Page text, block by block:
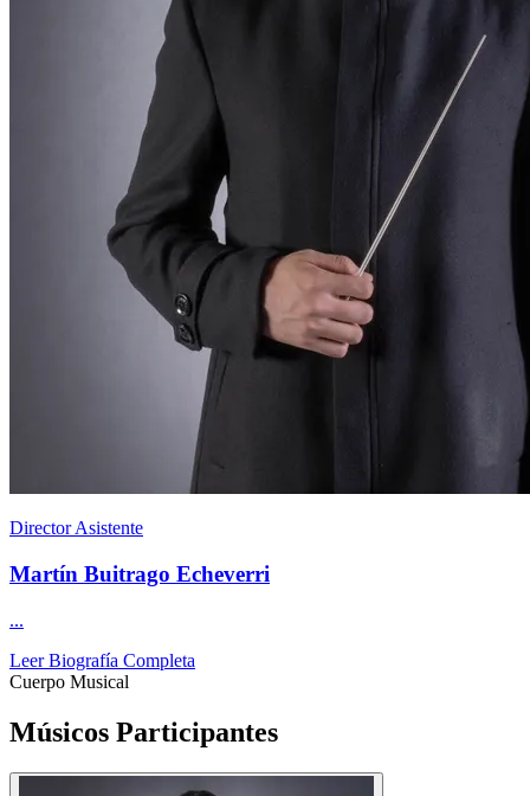
Director Asistente
Martín Buitrago Echeverri
...
Leer Biografía Completa
Cuerpo Musical
Músicos Participantes